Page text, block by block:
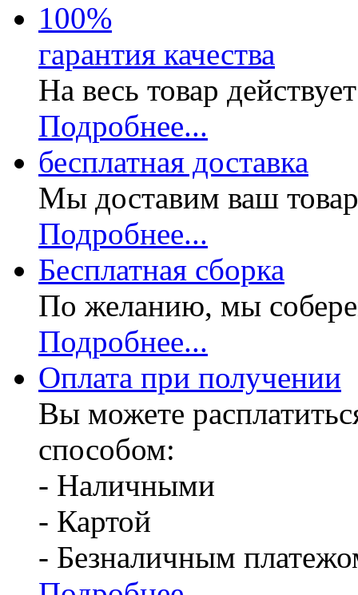
100%
гарантия качества
На весь товар
Подробнее...
бесплатная доставка
Мы доставим ваш
Подробнее...
Бесплатная сборка
По желанию, мы
Подробнее...
Оплата при получении
Вы можете
способом:
- Наличными
- Картой
- Безналичным